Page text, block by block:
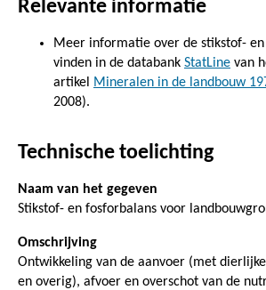
Relevante informatie
Meer informatie over de stikstof-
vinden in de databank StatLine van
artikel
Mineralen in de landbouw
2008).
Technische toelichting
Naam van het gegeven
Stikstof- en fosforbalans voor
Omschrijving
Ontwikkeling van de aanvoer (met
en overig), afvoer en overschot van de